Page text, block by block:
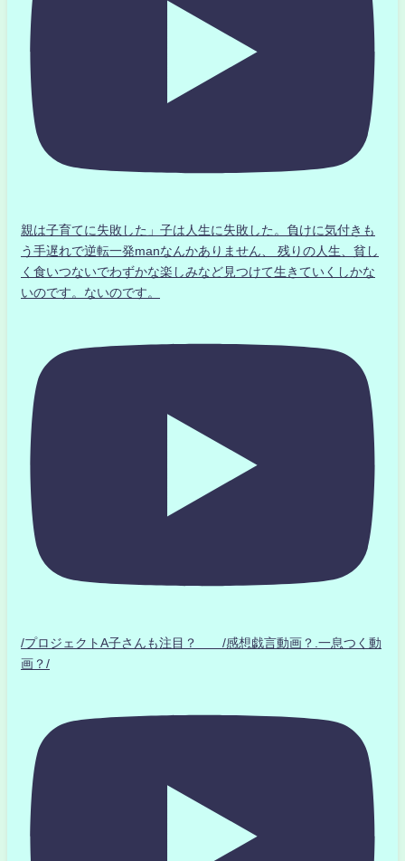
親は子育てに失敗した」子は人生に失敗した。負けに気付きも
う手遅れで逆転一発manなんかありません、 残りの人生、貧し
く食いつないでわずかな楽しみなど見つけて生きていくしかな
いのです。ないのです。
/プロジェクトA子さんも注目？ /感想戯言動画？.一息つく動
画？/